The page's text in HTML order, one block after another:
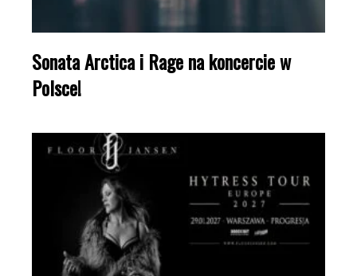
Sonata Arctica i Rage na koncercie w
Polsce!